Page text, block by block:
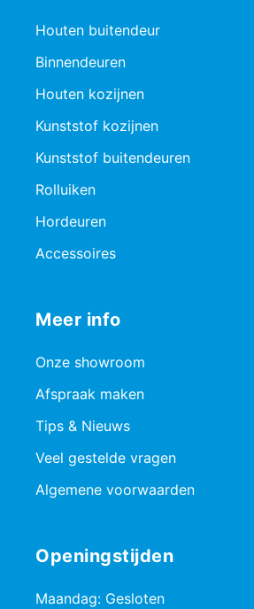
Houten buitendeur
Binnendeuren
Houten kozijnen
Kunststof kozijnen
Kunststof buitendeuren
Rolluiken
Hordeuren
Accessoires
Meer info
Onze showroom
Afspraak maken
Tips & Nieuws
Veel gestelde vragen
Algemene voorwaarden
Openingstijden
Maandag: Gesloten